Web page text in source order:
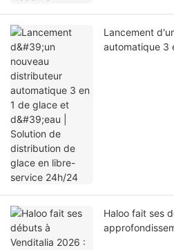
Lancement
automatique 3
Haloo fait ses